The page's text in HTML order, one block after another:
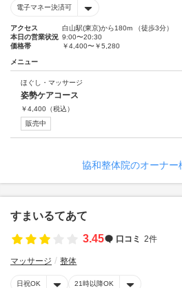
電子マネー決済可
アクセス
白山駅(東京)から180m （徒歩3分）
本日の営業状況 9:00〜20:30
価格帯
￥4,400〜￥5,280
メニュー
ほぐし・マッサージ
姿勢ケアコース
￥4,400 （税込）
販売中
協和整体院のオーナー
すまいるてあて
3.45
口コミ 2件
マッサージ 整体
日祝OK 21時以降OK